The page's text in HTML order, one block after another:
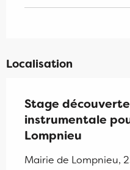
Localisation
Stage
instrumentale
Lompnieu
Mairie de Lompnieu,